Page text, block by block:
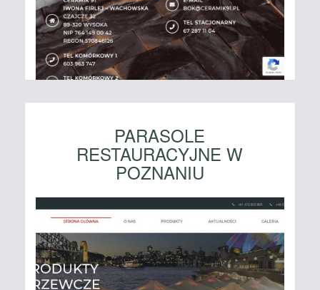
PARASOLE
RESTAURACYJNE W
POZNANIU